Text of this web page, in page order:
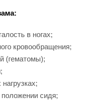
в ногах;
кровообращения;
(гематомы);
сидя;